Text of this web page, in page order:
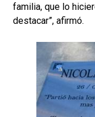
familia, que lo
destacar”, afirmó.